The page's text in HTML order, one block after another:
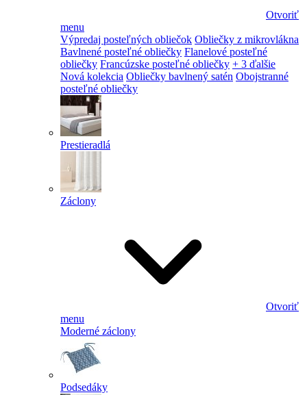
Otvoriť
menu
Výpredaj posteľných obliečok Obliečky z mikrovlákna
Bavlnené posteľné obliečky Flanelové posteľné
obliečky Francúzske posteľné obliečky + 3 ďalšie
Nová kolekcia Obliečky bavlnený satén Obojstranné
posteľné obliečky
Prestieradlá
Záclony
Otvoriť
menu
Moderné záclony
Podsedáky